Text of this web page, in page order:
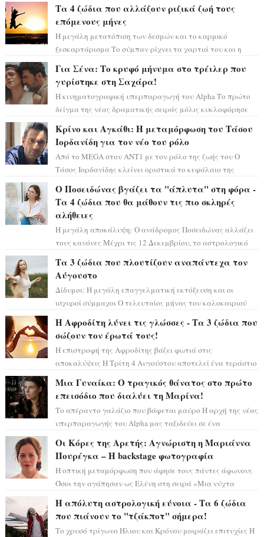
Τα 4 ζώδια που αλλάζουν ριζικά ζωή τους
επόμενους μήνες
Η μεγάλη μετατόπιση των δεσμών και το καρμικό
ξεσκαρτάρισμα Το σύμπαν ρίχνει τα χαρτιά του και η
Για Σένα: Το κρυφό μήνυμα στο τρέιλερ που
γυρίστηκε στη Σαχάρα!
Η κινηματογραφική υπερπαραγωγή του Alpha Το πρώτο
δείγμα της νέας δραματικής σειράς μόλις κυκλοφόρησε
Κρίνο και Αγκάθι: Η μεταμόρφωση του Τάσου
Ιορδανίδη για τον νέο του ρόλο
Από το MEGA στον ΑΝΤ1 με τον ρόλο της ζωής του Ο
Τάσος Ιορδανίδης κλείνει οριστικά το κεφάλαιο της
Ο Ποσειδώνας βγάζει τα "άπλυτα" στη φόρα -
Τα 4 ζώδια που θα μάθουν τις πιο σκληρές
αλήθειες
Η μεγάλη αποκάλυψη: Ο ανάδρομος Ποσειδώνας αλλάζει
τους κανόνες Μέχρι τις 12 Δεκεμβρίου, το αστρολογικό
Τα 3 ζώδια που πλουτίζουν αναπάντεχα τον
Αύγουστο
Δίδυμοι: Η μεγάλη επαγγελματική εκτόξευση και οι
ισχυροί σύμμαχοι Ο τελευταίος μήνας του καλοκαιριού
Η Αφροδίτη λύνει τις γλώσσες - Τα 3 ζώδια που
σώζουν τον έρωτά τους!
Η επιστροφή της Αφροδίτης βάζει φωτιά στις
αποκαλύψεις Η Τρίτη 4 Αυγούστου αποτελεί ένα τεράστιο
Μια Γυναίκα: Ο τραγικός θάνατος στο πρώτο
επεισόδιο που διαλύει τη Μαρίνα!
Το απέραντο γαλάζιο που βάφεται μαύρο Η αρχή της νέας
υπερπαραγωγής του Alpha μας ταξιδεύει σε ένα
Οι Κόρες της Αρετής: Αγνώριστη η Μαριάννα
Πουρέγκα – H backstage φωτογραφία
Η οπτική μεταμόρφωση που άφησε τους πάντες άφωνους
Όσοι την αγάπησαν ως Ελένη στη σειρά «Μια νύχτα
Η απόλυτη αστρολογική εύνοια - Τα 6 ζώδια
που πιάνουν το "τζάκποτ" σήμερα!
Το χρυσό τρίγωνο Ήλιου και Κρόνου μοιράζει επιτυχίες Η